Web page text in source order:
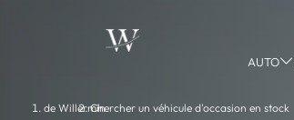
AUTO
de Willermin
›
Chercher un véhicule d'occasion en stock